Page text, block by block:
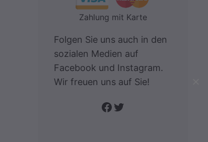
Zahlung mit Karte
Folgen Sie uns auch in den
sozialen Medien auf
Facebook und Instagram.
Wir freuen uns auf Sie!
Folge uns auf Facebook Twitter